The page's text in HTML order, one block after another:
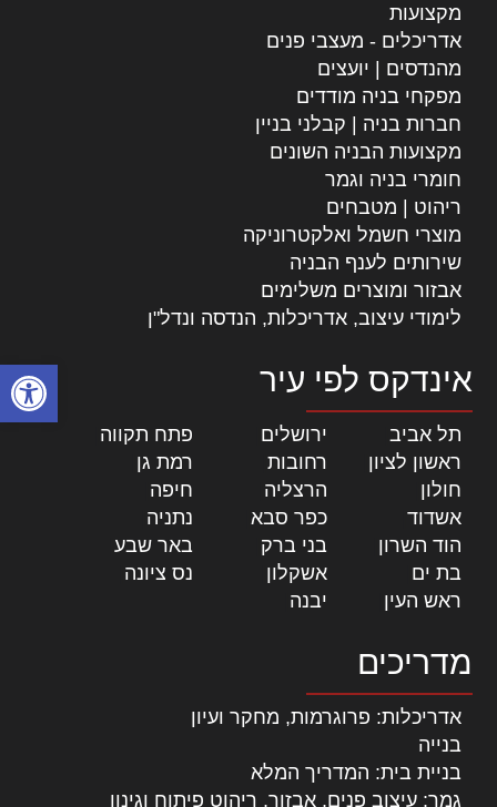
פתח
מקצועות
אדריכלים - מעצבי פנים
מהנדסים | יועצים
מפקחי בניה מודדים
חברות בניה | קבלני בניין
מקצועות הבניה השונים
חומרי בניה וגמר
ריהוט | מטבחים
מוצרי חשמל ואלקטרוניקה
שירותים לענף הבניה
אבזור ומוצרים משלימים
לימודי עיצוב, אדריכלות, הנדסה ונדל"ן
אינדקס לפי עיר
תל אביב ירושלים פתח תקווה
ראשון לציון
רחובות רמת גן
חולון
הרצליה חיפה
אשדוד
כפר סבא נתניה
הוד השרון
בני ברק באר שבע
בת ים
אשקלון נס ציונה
ראש העין
יבנה
מדריכים
אדריכלות: פרוגרמות, מחקר ועיון
בנייה
בניית בית: המדריך המלא
גמר: עיצוב פנים, אבזור, ריהוט פיתוח וגינון